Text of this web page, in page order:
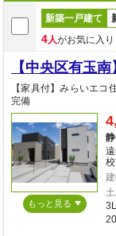
新築一戸建て
4人がお気に入り
【中央区有玉
【家具付】みらいエコ
完備
もっと見る